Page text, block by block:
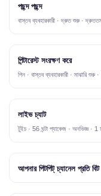
পছন্দ পছন্দ
বাস্তব ব্যবহারকারী · দ্রুত শুরু ·
পিন্টারেস্ট সংরক্ষণ করে
পিন · বাস্তব ব্যবহারকারী · মাঝারি
লাইভ চ্যাট
টুইচ · 56 ঘন্টা প্যাকেজ · অনভিজ্ঞ · 1
আপনার পিটপিট্ চ্যানেল প্রতি বিট